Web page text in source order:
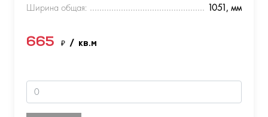
Ширина общая:
1051, мм
665 ₽ / кв.м